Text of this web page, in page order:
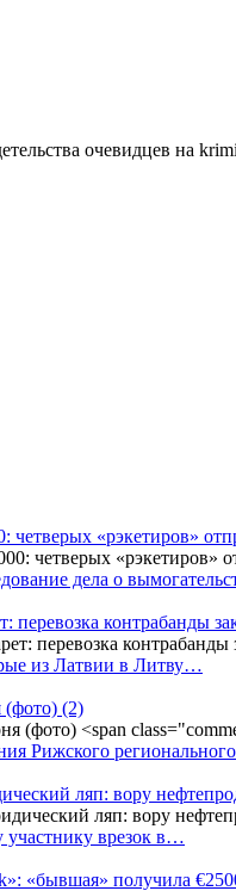
очевидцев на
«рэкетиров»
дела о
контрабанды
из Латвии в Литву…
(фото) (2)
Рижского
ляп: вору
участнику врезок в…
«бывшая» получила